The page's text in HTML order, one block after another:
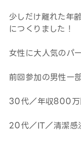
少しだけ離れた年
につくりました！
女性に大人気のパ
前回参加の男性一
30代／年収800万
20代／IT／清潔感